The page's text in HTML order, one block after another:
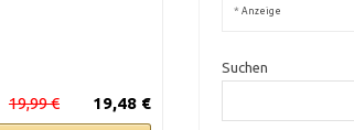
19,48 €
19,99 €
* Anzeige
Suchen